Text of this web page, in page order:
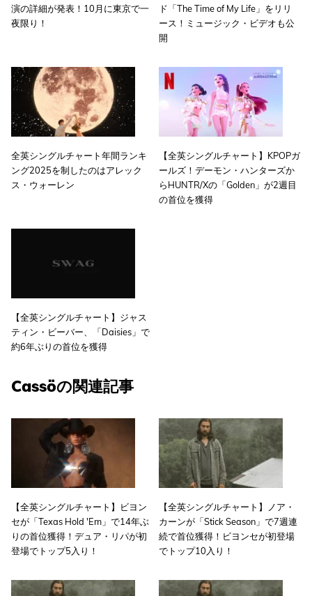
演の詳細が発表！10月に東京で一
夜限り！
ド「The Time of My Life」をリリ
ース！ミュージック・ビデオも公
開
全英シングルチャート年間ランキ
ング2025を制したのはアレック
ス・ウォーレン
【全英シングルチャート】KPOPガ
ールズ！デーモン・ハンターズか
らHUNTR/Xの「Golden」が2週目
の首位を獲得
【全英シングルチャート】ジャス
ティン・ビーバー、「Daisies」で
約6年ぶりの首位を獲得
Cassöの関連記事
【全英シングルチャート】ビヨン
セが「Texas Hold 'Em」で14年ぶ
りの首位獲得！デュア・リパが初
登場でトップ5入り！
【全英シングルチャート】ノア・
カーンが「Stick Season」で7週連
続で首位獲得！ビヨンセが初登場
でトップ10入り！